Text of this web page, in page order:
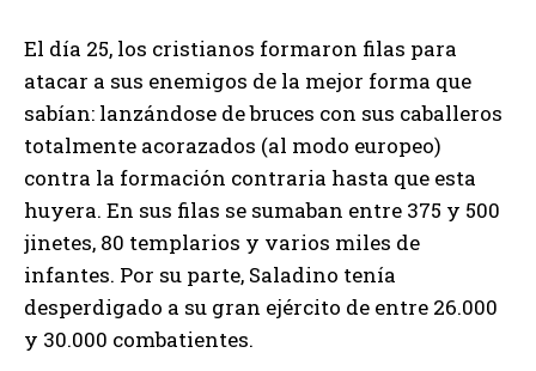
El día 25, los cristianos formaron filas para
atacar a sus enemigos de la mejor forma que
sabían: lanzándose de bruces con sus caballeros
totalmente acorazados (al modo europeo)
contra la formación contraria hasta que esta
huyera. En sus filas se sumaban entre 375 y 500
jinetes, 80 templarios y varios miles de
infantes. Por su parte, Saladino tenía
desperdigado a su gran ejército de entre 26.000
y 30.000 combatientes.